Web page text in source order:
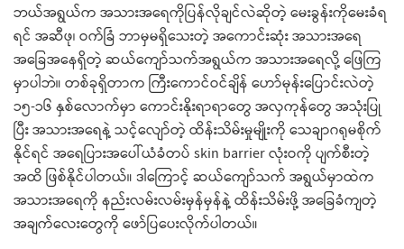
ဘယ်အရွယ်က အသားအရေကိုပြန်လိုချင်လဲဆိုတဲ့ မေးခွန်းကိုမေးခံရ
ရင် အဆီဖု၊ ဝက်ခြံ ဘာမှမရှိသေးတဲ့ အကောင်းဆုံး အသားအရေ
အခြေအနေရှိတဲ့ ဆယ်ကျော်သက်အရွယ်က အသားအရေလို့ ဖြေကြ
မှာပါဘဲ။ တစ်ခုရှိတာက ကြီးကောင်ဝင်ချိန် ဟော်မုန်းပြောင်းလဲတဲ့
၁၅-၁၆ နှစ်လောက်မှာ ကောင်းနိုးရာရာတွေ အလှကုန်တွေ အသုံးပြု
ပြီး အသားအရေနဲ့ သင့်လျော်တဲ့ ထိန်းသိမ်းမှုမျိုးကို သေချာဂရုမစိုက်
နိုင်ရင် အရေပြားအပေါ်ယံခံတပ် skin barrier လုံးဝကို ပျက်စီးတဲ့
အထိ ဖြစ်နိုင်ပါတယ်။ ဒါကြောင့် ဆယ်ကျော်သက် အရွယ်မှာထဲက
အသားအရေကို နည်းလမ်းလမ်းမှန်မှန်နဲ့ ထိန်းသိမ်းဖို့ အခြေခံကျတဲ့
အချက်လေးတွေကို ဖော်ပြပေးလိုက်ပါတယ်။